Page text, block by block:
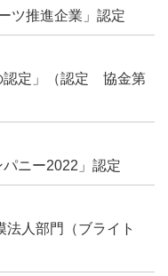
ツ推進企業」認定
認定」（認定 協金第
ニー2022」認定
人部門（ブライト